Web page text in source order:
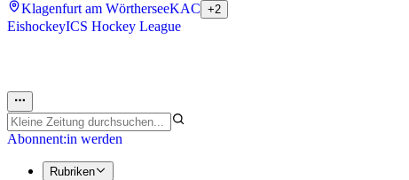
Klagenfurt am WörtherseeKAC +2
EishockeyICS Hockey League
Abonnent:in werden
Rubriken